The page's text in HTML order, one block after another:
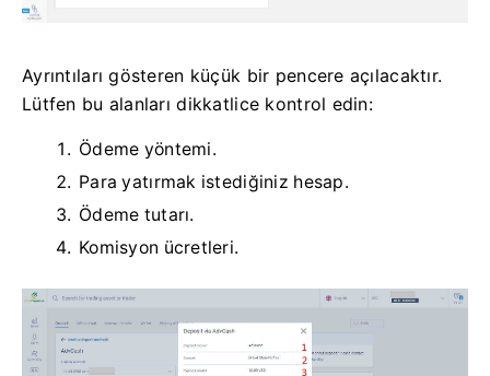
Ayrıntıları gösteren küçük bir pencere açılacaktır.
Lütfen bu alanları dikkatlice kontrol edin:
Ödeme yöntemi.
Para yatırmak istediğiniz hesap.
Ödeme tutarı.
Komisyon ücretleri.